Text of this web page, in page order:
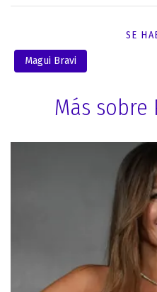
SE
Magui Bravi
Más sobre